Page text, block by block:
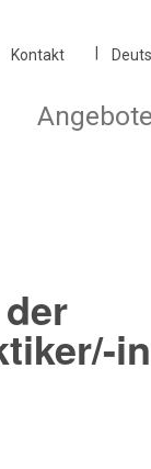
Kontakt
Angebote
in